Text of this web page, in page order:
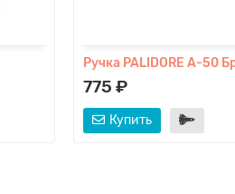
Ручка PALIDORE A-50
775 ₽
Купить